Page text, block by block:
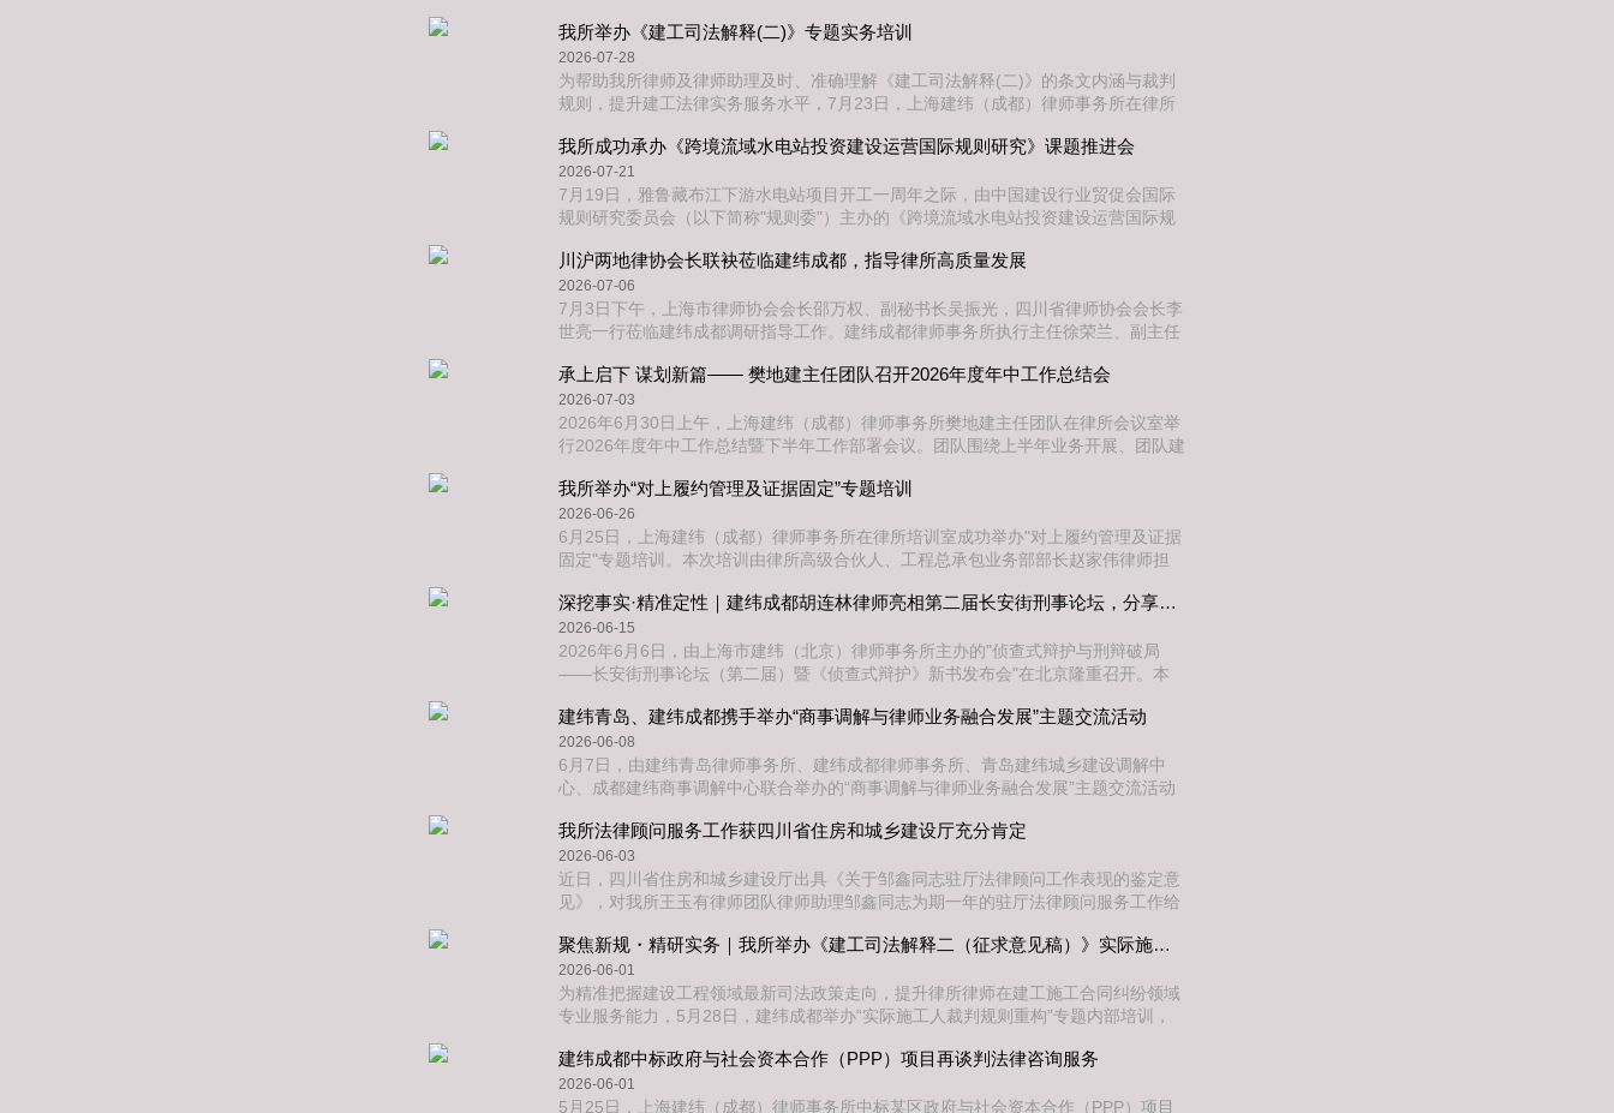
我所践行“人民律师为人民”宗旨的生动缩影。案件回溯：维权遇阻，法援及时雨2026
年5月11日，我所张何雪律师接到成都市武侯区法律援助中心紧急指派，承办一起工
伤劳动争议法律援助案
我所举办《建工司法解释(二)》专题实务培训
2026-07-28
为帮助我所律师及律师助理及时、准确理解《建工司法解释(二)》的条文内涵与裁判
规则，提升建工法律实务服务水平，7月23日，上海建纬（成都）律师事务所在律所
培训由律所副主任张金卫律师主讲。本次培训围绕2026年6月30日施行的《建工司法
解释(二)》十大核心板块展开，聚焦行业高频纠纷，结合新规裁判标准与典型案例逐
条拆解实务要点。
我所成功承办《跨境流域水电站投资建设运营国际规则研究》课题推进会
2026-07-21
7月19日，雅鲁藏布江下游水电站项目开工一周年之际，由中国建设行业贸促会国际
规则研究委员会（以下简称"规则委"）主办的《跨境流域水电站投资建设运营国际规
市建纬律师事务所、大成律师事务所作为支持单位，上海建纬（成都）律师事务所承
办本次会议。来自法律界、工程咨询界、企业界及学术界的专家学者齐聚一堂，结合
研究院正在研制的《水项目
川沪两地律协会长联袂莅临建纬成都，指导律所高质量发展
2026-07-06
7月3日下午，上海市律师协会会长邵万权、副秘书长吴振光，四川省律师协会会长李
世亮一行莅临建纬成都调研指导工作。建纬成都律师事务所执行主任徐荣兰、副主任
成都管理团队的陪同下，参观了律所的办公环境。参观过程中，领导们详细了解了律
所的办公布局、专业团队配置以及文化建设情况。 参观结束后，双方举行了座谈交流
会。建纬成都副主任张金卫律
承上启下 谋划新篇—— 樊地建主任团队召开2026年度年中工作总结会
2026-07-03
2026年6月30日上午，上海建纬（成都）律师事务所樊地建主任团队在律所会议室举
行2026年度年中工作总结暨下半年工作部署会议。团队围绕上半年业务开展、团队建
点评和集体讨论等形式，全面梳理上半年工作，明确下半年重点任务。团队整体汇
报：以数据复盘工作，以问题导向改进会议第一项，由林睿律师就团队2026年上半年
整体工作情况作系统
我所举办“对上履约管理及证据固定”专题培训
2026-06-26
6月25日，上海建纬（成都）律师事务所在律所培训室成功举办"对上履约管理及证据
固定"专题培训。本次培训由律所高级合伙人、工程总承包业务部部长赵家伟律师担
中的签证与索赔两大实务核心,赵家伟律师结合其团队主办的多起典型案例，围绕工程
签证效力、索赔程序合规、索赔失权风险、结算后索赔争议及全过程证据管理五大核
心议题进行系统分享。在工
深挖事实·精准定性｜建纬成都胡连林律师亮相第二届长安街刑事论坛，分享侦查阶段请托类案件实战辩护心法
2026-06-15
2026年6月6日，由上海市建纬（北京）律师事务所主办的"侦查式辩护与刑辩破局
——长安街刑事论坛（第二届）暨《侦查式辩护》新书发布会"在北京隆重召开。本
局之道，深入交流侦查式辩护的理论与实践应用。上海市建纬（成都）律师事务所一
级合伙人胡连林律师受邀出席本次论坛，并在"实践者分享"环节发表主题演讲，分享
了侦查阶段请托类案件运用
建纬青岛、建纬成都携手举办“商事调解与律师业务融合发展”主题交流活动
2026-06-08
6月7日，由建纬青岛律师事务所、建纬成都律师事务所、青岛建纬城乡建设调解中
心、成都建纬商事调解中心联合举办的“商事调解与律师业务融合发展”主题交流活动
调解员以及外所律师、调解员代表等业内人士，共同探讨商事调解与律师业务协同发
展的新路径、新模式。活动伊始，建纬成都律师事务所主任、成都建纬商事调解中心
理事长樊地建致开场辞。他指出
我所法律顾问服务工作获四川省住房和城乡建设厅充分肯定
2026-06-03
近日，四川省住房和城乡建设厅出具《关于邹鑫同志驻厅法律顾问工作表现的鉴定意
见》，对我所王玉有律师团队律师助理邹鑫同志为期一年的驻厅法律顾问服务工作给
月，我所选派王玉有律师团队律师助理邹鑫同志常驻四川省住房和城乡建设厅，开展
为期一年的驻厅法律顾问服务工作。工作期间，在律所和团队的全力支持下邹鑫同志
参与了多项四川省住房城乡建
聚焦新规・精研实务｜我所举办《建工司法解释二（征求意见稿）》实际施工人裁判规则专题内训
2026-06-01
为精准把握建设工程领域最新司法政策走向，提升律所律师在建工施工合同纠纷领域
专业服务能力，5月28日，建纬成都举办“实际施工人裁判规则重构”专题内部培训，
工合同纠纷案件适用法律问题的解释（二）》（征求意见稿）第4至8条，深度剖析挂
靠、转包、违法分包场景下裁判规则最新调整。培训中，徐荣兰律师结合自身多年建
工法律实务经验与前沿司法
建纬成都中标政府与社会资本合作（PPP）项目再谈判法律咨询服务
2026-06-01
5月25日，上海建纬（成都）律师事务所中标某区政府与社会资本合作（PPP）项目